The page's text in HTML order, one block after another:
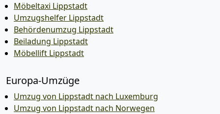
Möbeltaxi Lippstadt
Umzugshelfer Lippstadt
Behördenumzug Lippstadt
Beiladung Lippstadt
Möbellift Lippstadt
Europa-Umzüge
Umzug von Lippstadt nach Luxemburg
Umzug von Lippstadt nach Norwegen